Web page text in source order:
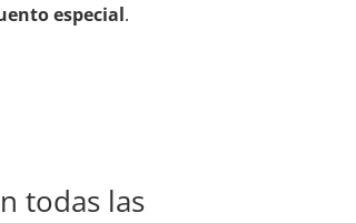
especial.
todas las